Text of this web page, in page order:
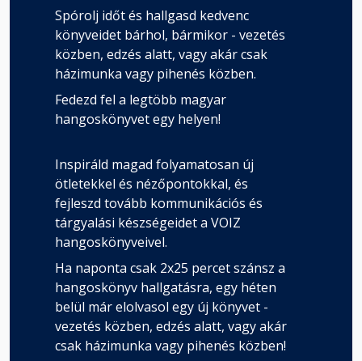
Spórolj időt és hallgasd kedvenc
könyveidet bárhol, bármikor - vezetés
közben, edzés alatt, vagy akár csak
házimunka vagy pihenés közben.
Fedezd fel a legtöbb magyar
hangoskönyvet egy helyen!
Inspiráld magad folyamatosan új
ötletekkel és nézőpontokkal, és
fejleszd tovább kommunikációs és
tárgyalási készségeidet a VOIZ
hangoskönyveivel.
Ha naponta csak 2x25 percet szánsz a
hangoskönyv hallgatásra, egy héten
belül már elolvasol egy új könyvet -
vezetés közben, edzés alatt, vagy akár
csak házimunka vagy pihenés közben!